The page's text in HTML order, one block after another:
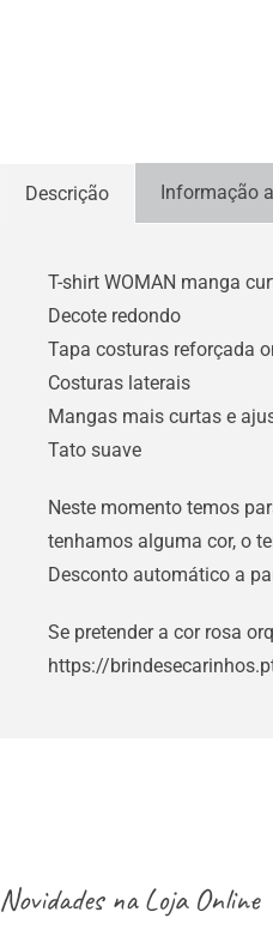
Descrição Informação
T-shirt WOMAN manga
Decote redondo
Tapa costuras reforçada
Costuras laterais
Mangas mais curtas e
Tato suave
Neste momento temos
tenhamos alguma cor, o
Desconto automático a
Se pretender a cor rosa
https://
Novidades naLoja Online